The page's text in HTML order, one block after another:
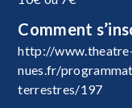
Comment
http://
nues.fr/
terrestres/197